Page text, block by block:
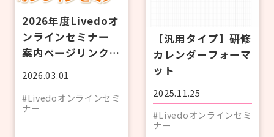
#認知症
#ぬりえ
#外国語対応
#排便
#現場向け
ログイン
管理者用メニュー
カタログ・使い方ガイド
お問い合わせ
2026年度Livedoオ
ンラインセミナー
案内ページリンク一
覧
2026.03.01
#Livedoオンラインセミ
ナー
【汎用タイプ】研修
カレンダーフォーマ
ット
2025.11.25
#Livedoオンラインセミ
ナー